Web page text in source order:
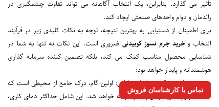
تأثیر می گذارد. بنابراین، یک انتخاب آگاهانه می تواند تفاوت چشمگیری در
راندمان و دوام واحدهای صنعتی ایجاد کند.
برای اطمینان از دستیابی به بهترین نتیجه، توجه به نکات کلیدی زیر در فرآیند
انتخاب وخرید جرم نسوز کوبیدنی ضروری است. این نکات نه تنها به شما در
شناسایی محصول مناسب کمک می کند، بلکه تضمین کننده سرمایه گذاری
هوشمندانه و پایدار خواهد بود:
شناخت دقیق شرایط عملیاتی: اولین گام، درک جامع از محیطی است که
جرم نسوز در آن به کار گرفته خواهد شد. این شامل حداکثر دمای کاری،
تماس با کارشناسان فروش